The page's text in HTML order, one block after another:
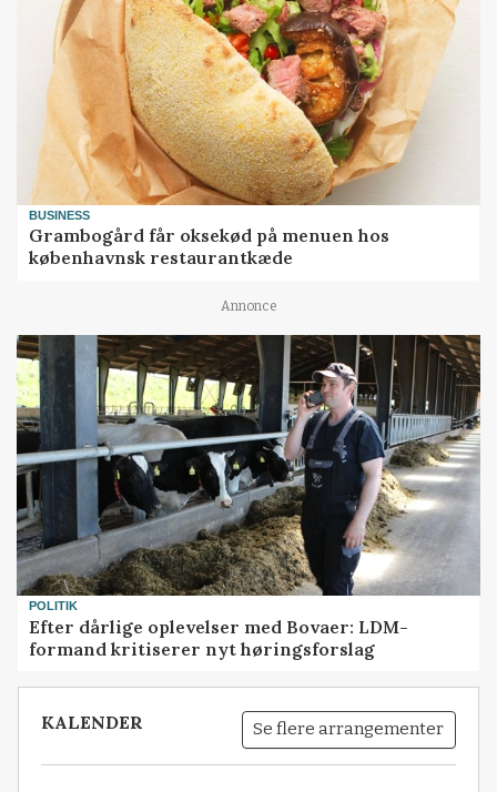
BUSINESS
Grambogård får oksekød på menuen hos
københavnsk restaurantkæde
Annonce
POLITIK
Efter dårlige oplevelser med Bovaer: LDM-
formand kritiserer nyt høringsforslag
KALENDER Se flere arrangementer